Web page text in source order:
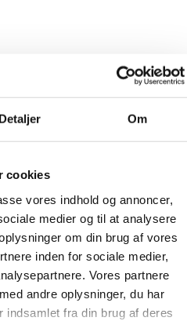
Detaljer Om
cookies
vores indhold og annoncer,
medier og til at analysere
om din brug af vores
inden for sociale medier,
Vores partnere
andre oplysninger, du har
indsamlet fra din brug af deres